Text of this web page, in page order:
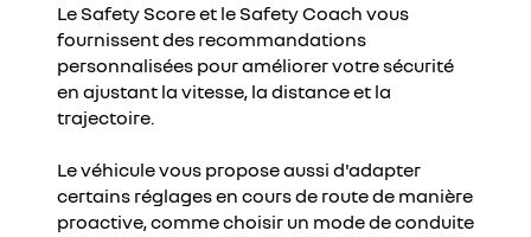
Le Safety Score et le Safety Coach vous
fournissent des recommandations
personnalisées pour améliorer votre sécurité
en ajustant la vitesse, la distance et la
trajectoire.
Le véhicule vous propose aussi d'adapter
certains réglages en cours de route de manière
proactive, comme choisir un mode de conduite